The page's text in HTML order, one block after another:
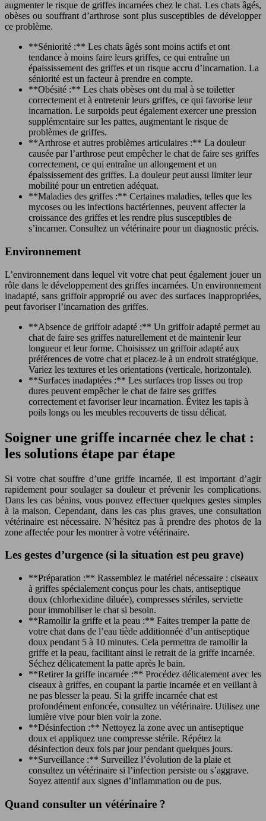
augmenter le risque de griffes incarnées chez le chat. Les chats âgés,
obèses ou souffrant d’arthrose sont plus susceptibles de développer
ce problème.
**Séniorité :** Les chats âgés sont moins actifs et ont
tendance à moins faire leurs griffes, ce qui entraîne un
épaississement des griffes et un risque accru d’incarnation. La
séniorité est un facteur à prendre en compte.
**Obésité :** Les chats obèses ont du mal à se toiletter
correctement et à entretenir leurs griffes, ce qui favorise leur
incarnation. Le surpoids peut également exercer une pression
supplémentaire sur les pattes, augmentant le risque de
problèmes de griffes.
**Arthrose et autres problèmes articulaires :** La douleur
causée par l’arthrose peut empêcher le chat de faire ses griffes
correctement, ce qui entraîne un allongement et un
épaississement des griffes. La douleur peut aussi limiter leur
mobilité pour un entretien adéquat.
**Maladies des griffes :** Certaines maladies, telles que les
mycoses ou les infections bactériennes, peuvent affecter la
croissance des griffes et les rendre plus susceptibles de
s’incarner. Consultez un vétérinaire pour un diagnostic précis.
Environnement
L’environnement dans lequel vit votre chat peut également jouer un
rôle dans le développement des griffes incarnées. Un environnement
inadapté, sans griffoir approprié ou avec des surfaces inappropriées,
peut favoriser l’incarnation des griffes.
**Absence de griffoir adapté :** Un griffoir adapté permet au
chat de faire ses griffes naturellement et de maintenir leur
longueur et leur forme. Choisissez un griffoir adapté aux
préférences de votre chat et placez-le à un endroit stratégique.
Variez les textures et les orientations (verticale, horizontale).
**Surfaces inadaptées :** Les surfaces trop lisses ou trop
dures peuvent empêcher le chat de faire ses griffes
correctement et favoriser leur incarnation. Évitez les tapis à
poils longs ou les meubles recouverts de tissu délicat.
Soigner une griffe incarnée chez le chat :
les solutions étape par étape
Si votre chat souffre d’une griffe incarnée, il est important d’agir
rapidement pour soulager sa douleur et prévenir les complications.
Dans les cas bénins, vous pouvez effectuer quelques gestes simples
à la maison. Cependant, dans les cas plus graves, une consultation
vétérinaire est nécessaire. N’hésitez pas à prendre des photos de la
zone affectée pour les montrer à votre vétérinaire.
Les gestes d’urgence (si la situation est peu grave)
**Préparation :** Rassemblez le matériel nécessaire : ciseaux
à griffes spécialement conçus pour les chats, antiseptique
doux (chlorhexidine diluée), compresses stériles, serviette
pour immobiliser le chat si besoin.
**Ramollir la griffe et la peau :** Faites tremper la patte de
votre chat dans de l’eau tiède additionnée d’un antiseptique
doux pendant 5 à 10 minutes. Cela permettra de ramollir la
griffe et la peau, facilitant ainsi le retrait de la griffe incarnée.
Séchez délicatement la patte après le bain.
**Retirer la griffe incarnée :** Procédez délicatement avec les
ciseaux à griffes, en coupant la partie incarnée et en veillant à
ne pas blesser la peau. Si la griffe incarnée chat est
profondément enfoncée, consultez un vétérinaire. Utilisez une
lumière vive pour bien voir la zone.
**Désinfection :** Nettoyez la zone avec un antiseptique
doux et appliquez une compresse stérile. Répétez la
désinfection deux fois par jour pendant quelques jours.
**Surveillance :** Surveillez l’évolution de la plaie et
consultez un vétérinaire si l’infection persiste ou s’aggrave.
Soyez attentif aux signes d’inflammation ou de pus.
Quand consulter un vétérinaire ?